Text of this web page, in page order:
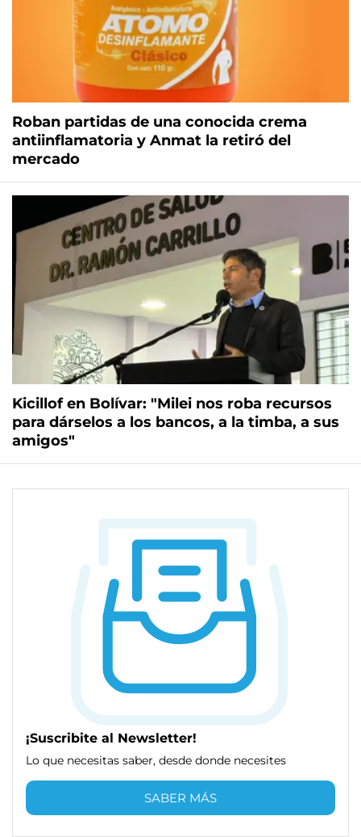
Roban partidas de una conocida crema
antiinflamatoria y Anmat la retiró del
mercado
Kicillof en Bolívar: "Milei nos roba recursos
para dárselos a los bancos, a la timba, a sus
amigos"
¡Suscribite al Newsletter!
Lo que necesitas saber, desde donde necesites
SABER MÁS